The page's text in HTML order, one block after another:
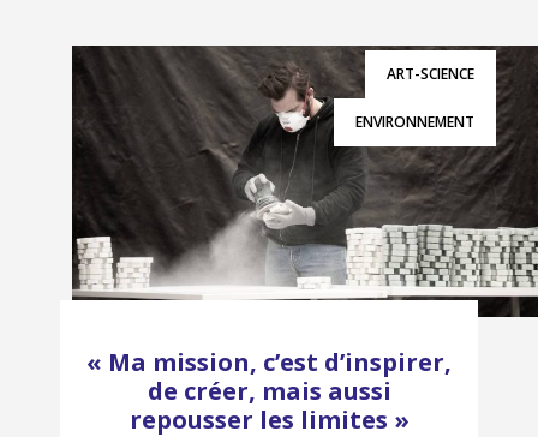
ART-SCIENCE
ENVIRONNEMENT
« Ma mission, c’est d’inspirer,
de créer, mais aussi
repousser les limites »